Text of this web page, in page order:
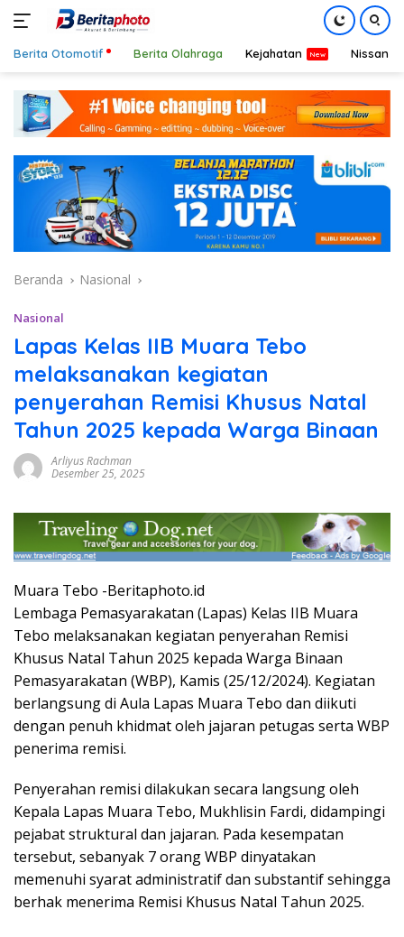
konten
Berita Otomotif Berita Olahraga Kejahatan Nissan
Beranda Nasional
Nasional
Lapas Kelas IIB Muara Tebo
melaksanakan kegiatan
penyerahan Remisi Khusus Natal
Tahun 2025 kepada Warga Binaan
Arliyus Rachman
Desember 25, 2025
Muara Tebo -Beritaphoto.id
Lembaga Pemasyarakatan (Lapas) Kelas IIB Muara
Tebo melaksanakan kegiatan penyerahan Remisi
Khusus Natal Tahun 2025 kepada Warga Binaan
Pemasyarakatan (WBP), Kamis (25/12/2024). Kegiatan
berlangsung di Aula Lapas Muara Tebo dan diikuti
dengan penuh khidmat oleh jajaran petugas serta WBP
penerima remisi.
Penyerahan remisi dilakukan secara langsung oleh
Kepala Lapas Muara Tebo, Mukhlisin Fardi, didampingi
pejabat struktural dan jajaran. Pada kesempatan
tersebut, sebanyak 7 orang WBP dinyatakan
memenuhi syarat administratif dan substantif sehingga
berhak menerima Remisi Khusus Natal Tahun 2025.